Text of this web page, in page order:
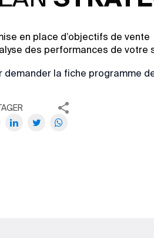
en place d’objectifs de vente
des performances de
demander la fiche programme